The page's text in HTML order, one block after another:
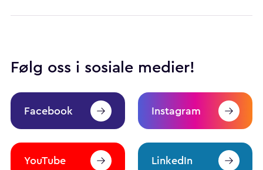
Følg oss i sosiale medier!
Facebook Instagram
YouTube LinkedIn